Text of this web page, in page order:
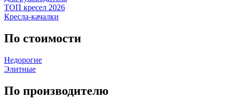
ТОП кресел 2026
Кресла-качалки
По стоимости
Недорогие
Элитные
По производителю